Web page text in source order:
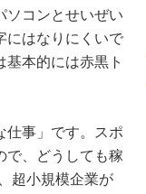
ソコンとせいぜい
にはなりにくいで
本的には赤黒ト
仕事」です。スポ
で、どうしても稼
超小規模企業が